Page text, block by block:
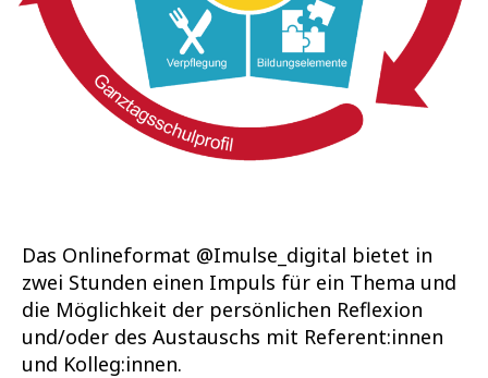
Das Onlineformat @Imulse_digital bietet in
zwei Stunden einen Impuls für ein Thema und
die Möglichkeit der persönlichen Reflexion
und/oder des Austauschs mit Referent:innen
und Kolleg:innen.